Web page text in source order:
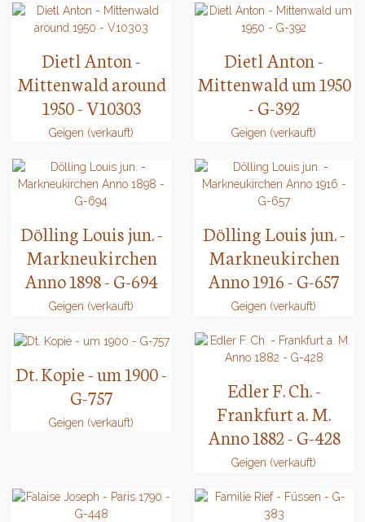
Dietl Anton -
Mittenwald around
1950 - V10303
Geigen (verkauft)
Dietl Anton -
Mittenwald um 1950
- G-392
Geigen (verkauft)
Dölling Louis jun. -
Markneukirchen
Anno 1898 - G-694
Geigen (verkauft)
Dölling Louis jun. -
Markneukirchen
Anno 1916 - G-657
Geigen (verkauft)
Dt. Kopie - um 1900 -
G-757
Geigen (verkauft)
Edler F. Ch. -
Frankfurt a. M.
Anno 1882 - G-428
Geigen (verkauft)